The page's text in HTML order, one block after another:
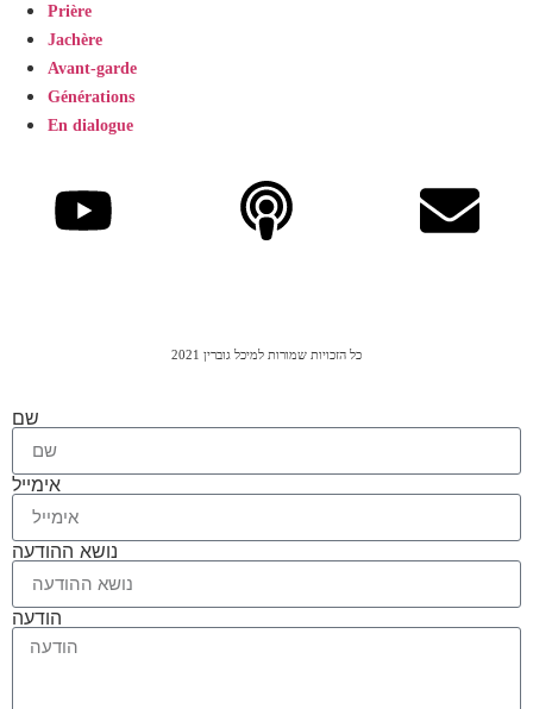
Prière
Jachère
Avant-garde
Générations
En dialogue
כל הזכויות שמורות למיכל גוברין 2021
שם
אימייל
נושא ההודעה
הודעה